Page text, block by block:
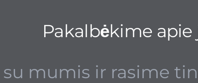
Pakalbėkime
mumis ir rasime